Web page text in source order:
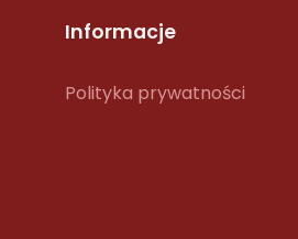
Informacje
Polityka prywatności